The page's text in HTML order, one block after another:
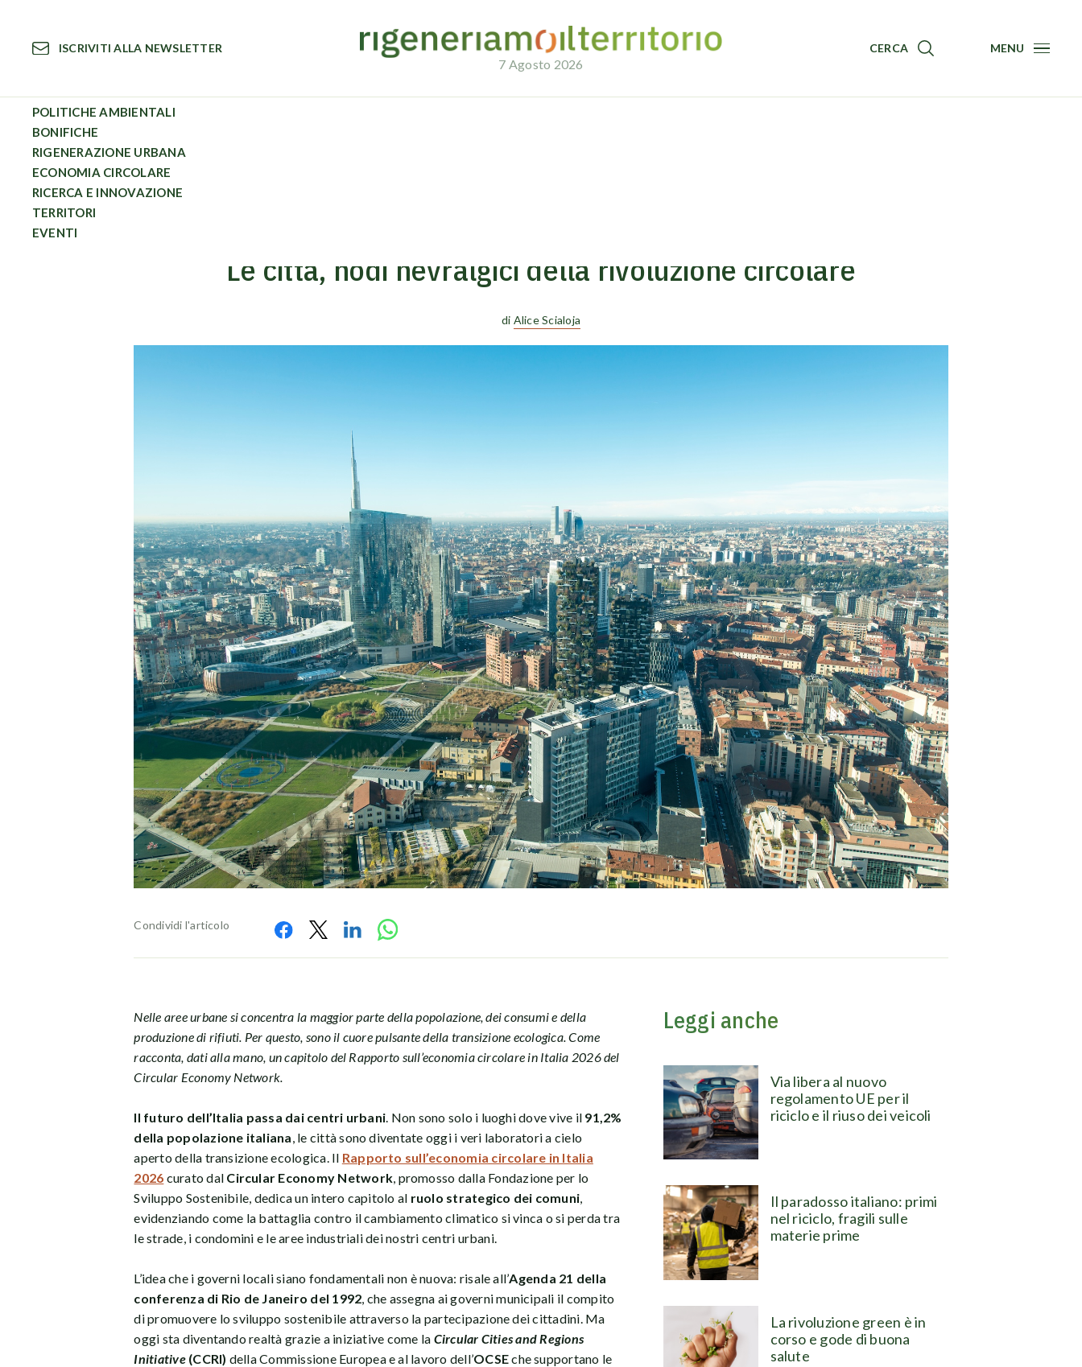
contenuto
ISCRIVITI ALLA NEWSLETTER
7 Agosto 2026
CERCA MENU
POLITICHE AMBIENTALI
BONIFICHE
RIGENERAZIONE URBANA
ECONOMIA CIRCOLARE
RICERCA E INNOVAZIONE
TERRITORI
EVENTI
Economia Circolare
Le città, nodi nevralgici della rivoluzione circolare
di Alice Scialoja
Condividi l'articolo
Nelle aree urbane si concentra la maggior parte della popolazione, dei consumi e della
produzione di rifiuti. Per questo, sono il cuore pulsante della transizione ecologica. Come
racconta, dati alla mano, un capitolo del Rapporto sull’economia circolare in Italia 2026 del
Circular Economy Network.
Il futuro dell’Italia passa dai centri urbani . Non sono solo i luoghi dove vive il 91,2%
della popolazione italiana , le città sono diventate oggi i veri laboratori a cielo
aperto della transizione ecologica. Il Rapporto sull’economia circolare in Italia
2026 curato dal Circular Economy Network , promosso dalla Fondazione per lo
Sviluppo Sostenibile, dedica un intero capitolo al ruolo strategico dei comuni
evidenziando come la battaglia contro il cambiamento climatico si vinca o si perda tra
le strade, i condomini e le aree industriali dei nostri centri urbani.
L’idea che i governi locali siano fondamentali non è nuova: risale all’Agenda 21 della
conferenza di Rio de Janeiro del 1992 , che assegna ai governi municipali il compito
di promuovere lo sviluppo sostenibile attraverso la partecipazione dei cittadini. Ma
oggi sta diventando realtà grazie a iniziative come la Circular Cities and Regions
Initiative(CCRI) della Commissione Europea e al lavoro dell’OCSEche supportano le
Leggi anche
Via libera al nuovo
regolamento UE per il
riciclo e il riuso dei veicoli
Il paradosso italiano: primi
nel riciclo, fragili sulle
materie prime
La rivoluzione green è in
corso e gode di buona
salute